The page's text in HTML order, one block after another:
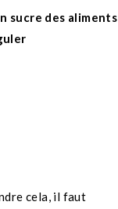
sucre des aliments
cela, il faut